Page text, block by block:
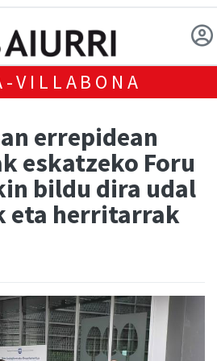
VILLABONA
errepidean
eskatzeko Foru
bildu dira udal
eta herritarrak